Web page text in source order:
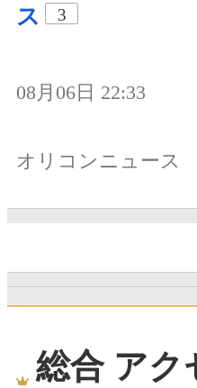
ス
3
08月06日 22:33
オリコンニュース
総合 アク